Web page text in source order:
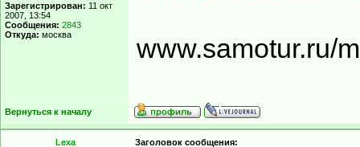
Зарегистрирован: 11 окт
2007, 13:54
Сообщения: 2843
Откуда: москва www.samotur.ru/
Вернуться к началу
Lexa Заголовок сообщения: